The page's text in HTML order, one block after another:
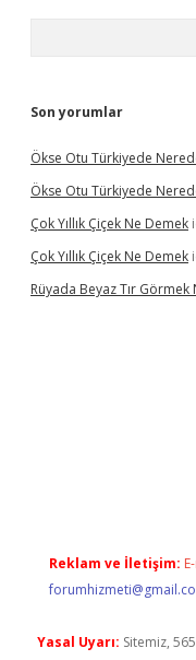
Son yorumlar
Ökse Otu Türkiyede
Ökse Otu Türkiyede
Çok Yıllık Çiçek Ne Demek
Çok Yıllık Çiçek Ne Demek
Rüyada Beyaz Tır
Reklam ve İletişim:
Yasal Uyarı: Sitemiz,